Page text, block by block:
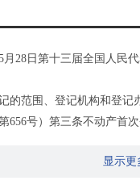
28日第十三届全国人民
的范围、登记机构和登记
656号）第三条不动产首
显示更